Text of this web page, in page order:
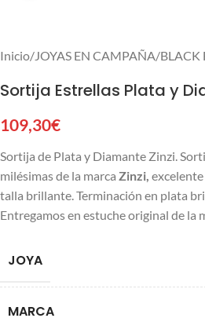
Inicio/JOYAS EN CAMPAÑA/BLACK
Sortija Estrellas Plata y
109,30€
Sortija de Plata y Diamante Zinzi.
milésimas de la marca Zinzi,
talla brillante. Terminación en plata
Entregamos en estuche original de la
JOYA
MARCA